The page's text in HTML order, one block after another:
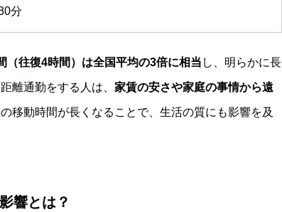
分
（往復4時間）は全国平均の3倍に相当 し、明らかに長
離通勤をする人は、 家賃の安さや家庭の事情から遠
移動時間が長くなることで、生活の質にも影響を及
響とは？